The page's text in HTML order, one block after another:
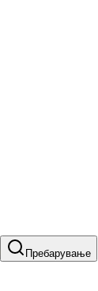
Пребарување